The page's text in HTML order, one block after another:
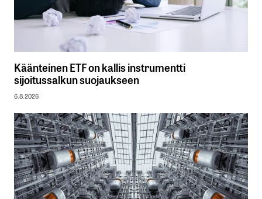
Käänteinen ETF on kallis instrumentti
sijoitussalkun suojaukseen
6.8.2026